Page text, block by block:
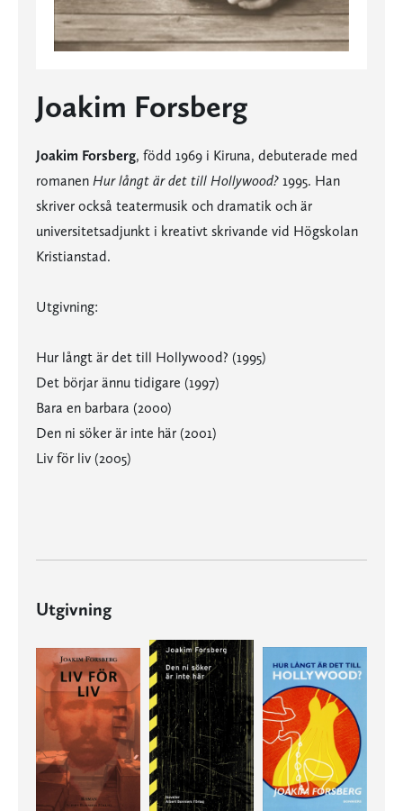
Joakim Forsberg
Joakim Forsberg, född 1969 i Kiruna, debuterade med
romanen Hur långt är det till Hollywood? 1995. Han
skriver också teatermusik och dramatik och är
universitetsadjunkt i kreativt skrivande vid Högskolan
Kristianstad.
Utgivning:
Hur långt är det till Hollywood? (1995)
Det börjar ännu tidigare (1997)
Bara en barbara (2000)
Den ni söker är inte här (2001)
Liv för liv (2005)
Utgivning